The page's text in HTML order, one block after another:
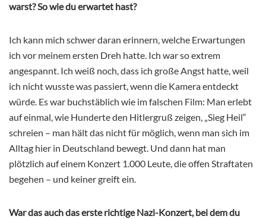
warst? So wie du erwartet hast?
Ich kann mich schwer daran erinnern, welche Erwartungen
ich vor meinem ersten Dreh hatte. Ich war so extrem
angespannt. Ich weiß noch, dass ich große Angst hatte, weil
ich nicht wusste was passiert, wenn die Kamera entdeckt
würde. Es war buchstäblich wie im falschen Film: Man erlebt
auf einmal, wie Hunderte den Hitlergruß zeigen, „Sieg Heil“
schreien – man hält das nicht für möglich, wenn man sich im
Alltag hier in Deutschland bewegt. Und dann hat man
plötzlich auf einem Konzert 1.000 Leute, die offen Straftaten
begehen – und keiner greift ein.
War das auch das erste richtige Nazi-Konzert, bei dem du